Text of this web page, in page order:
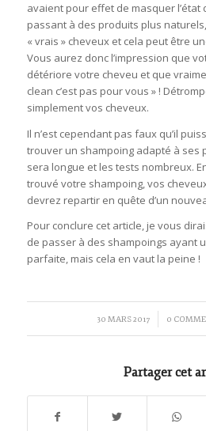
avaient pour effet de masquer l’état
passant à des produits plus
« vrais » cheveux et cela peut être
Vous aurez donc l’impression que
détériore votre cheveu et que
clean c’est pas pour vous » !
simplement vos cheveux.
Il n’est cependant pas faux qu’il
trouver un shampoing adapté à ses
sera longue et les tests nombreux.
trouvé votre shampoing, vos
devrez repartir en quête d’un
Pour conclure cet article, je vous
de passer à des shampoings ayant
parfaite, mais cela en vaut la peine !
30 MARS 2017
/ 0 /
Partager cet